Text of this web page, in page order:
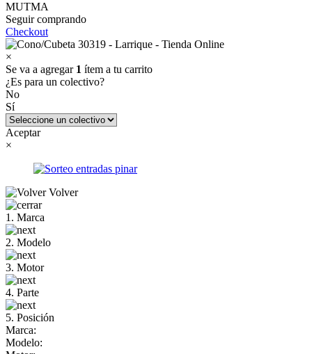
MUTMA
Seguir comprando
Checkout
×
Se va a agregar 1 ítem a tu carrito
¿Es para un colectivo?
No
Sí
Aceptar
×
Volver
1. Marca
2. Modelo
3. Motor
4. Parte
5. Posición
Marca:
Modelo: